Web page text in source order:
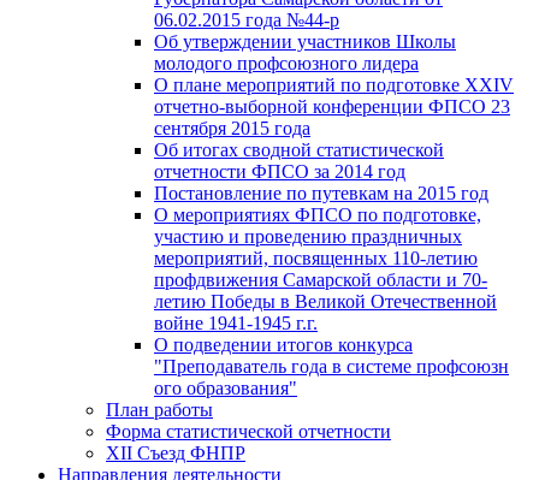
06.02.2015 года №44-р
Об утверждении участников Школы
молодого профсоюзного лидера
О плане мероприятий по подготовке XXIV
отчетно-выборной конференции ФПСО 23
сентября 2015 года
Об итогах сводной статистической
отчетности ФПСО за 2014 год
Постановление по путевкам на 2015 год
О мероприятиях ФПСО по подготовке,
участию и проведению праздничных
мероприятий, посвященных 110-летию
профдвижения Самарской области и 70-
летию Победы в Великой Отечественной
войне 1941-1945 г.г.
О подведении итогов конкурса
"Преподаватель года в системе профсоюзн
ого образования"
План работы
Форма статистической отчетности
XII Съезд ФНПР
Направления деятельности